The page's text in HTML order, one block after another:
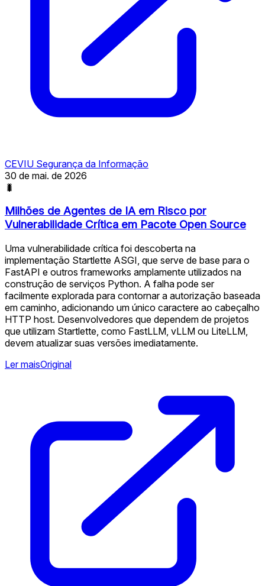
CEVIU Segurança da Informação
30 de mai. de 2026
🐛
Milhões de Agentes de IA em Risco por
Vulnerabilidade Crítica em Pacote Open Source
Uma vulnerabilidade crítica foi descoberta na
implementação Startlette ASGI, que serve de base para o
FastAPI e outros frameworks amplamente utilizados na
construção de serviços Python. A falha pode ser
facilmente explorada para contornar a autorização baseada
em caminho, adicionando um único caractere ao cabeçalho
HTTP host. Desenvolvedores que dependem de projetos
que utilizam Startlette, como FastLLM, vLLM ou LiteLLM,
devem atualizar suas versões imediatamente.
Ler maisOriginal